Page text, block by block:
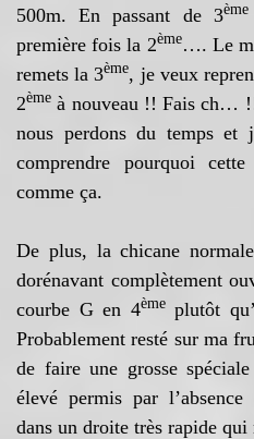
500m. En passant de 3ème
première fois la 2ème…. Le
remets la 3ème, je veux
2ème à nouveau !! Fais ch…
nous perdons du temps et
comprendre pourquoi
comme ça.
De plus, la chicane
dorénavant complètement
courbe G en 4èmeplutôt
Probablement resté sur ma
de faire une grosse
élevé permis par
dans un droite très rapide qui